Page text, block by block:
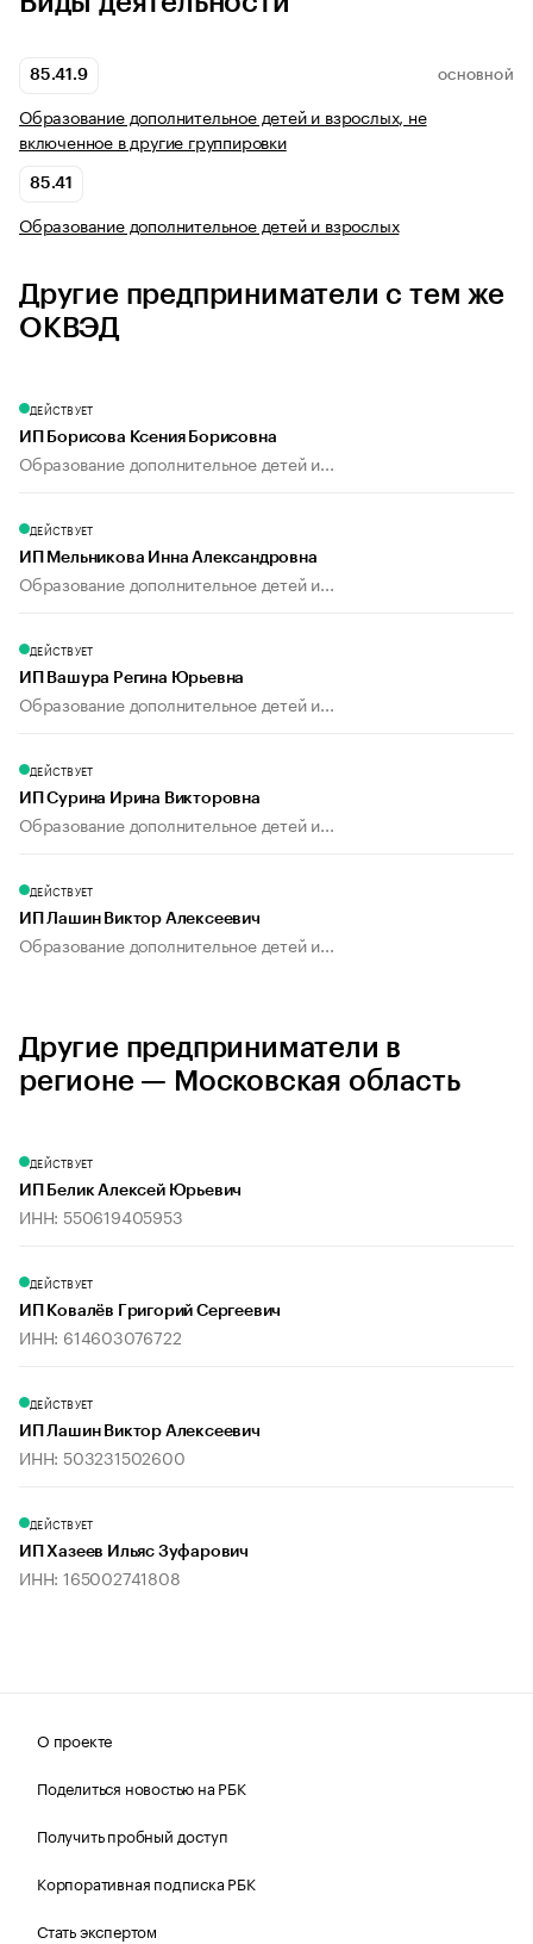
85.41.9 ОСНОВНОЙ
Образование дополнительное детей и взрослых, не
включенное в другие группировки
85.41
Образование дополнительное детей и взрослых
Другие предприниматели с тем же
ОКВЭД
ДЕЙСТВУЕТ
ИП Борисова Ксения Борисовна
Образование дополнительное детей и...
ДЕЙСТВУЕТ
ИП Мельникова Инна Александровна
Образование дополнительное детей и...
ДЕЙСТВУЕТ
ИП Вашура Регина Юрьевна
Образование дополнительное детей и...
ДЕЙСТВУЕТ
ИП Сурина Ирина Викторовна
Образование дополнительное детей и...
ДЕЙСТВУЕТ
ИП Лашин Виктор Алексеевич
Образование дополнительное детей и...
Другие предприниматели в
регионе — Московская область
ДЕЙСТВУЕТ
ИП Белик Алексей Юрьевич
ИНН: 550619405953
ДЕЙСТВУЕТ
ИП Ковалёв Григорий Сергеевич
ИНН: 614603076722
ДЕЙСТВУЕТ
ИП Лашин Виктор Алексеевич
ИНН: 503231502600
ДЕЙСТВУЕТ
ИП Хазеев Ильяс Зуфарович
ИНН: 165002741808
О проекте
Поделиться новостью на РБК
Получить пробный доступ
Корпоративная подписка РБК
Стать экспертом